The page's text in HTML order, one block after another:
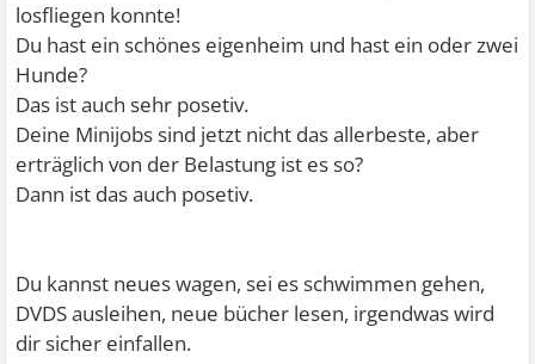
losfliegen konnte!
Du hast ein schönes eigenheim und hast ein oder zwei
Hunde?
Das ist auch sehr posetiv.
Deine Minijobs sind jetzt nicht das allerbeste, aber
erträglich von der Belastung ist es so?
Dann ist das auch posetiv.
Du kannst neues wagen, sei es schwimmen gehen,
DVDS ausleihen, neue bücher lesen, irgendwas wird
dir sicher einfallen.